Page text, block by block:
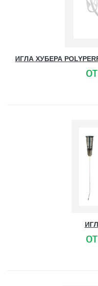
ИГЛА ХУБЕРА
от
от